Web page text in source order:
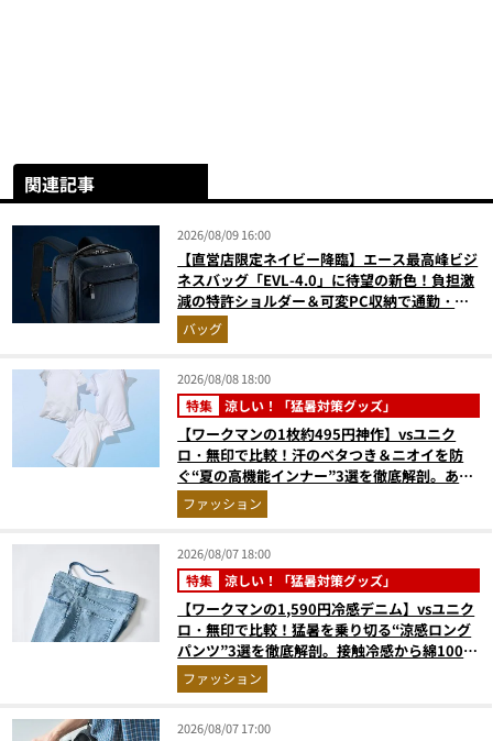
関連記事
2026/08/09 16:00
【直営店限定ネイビー降臨】エース最高峰ビジ
ネスバッグ「EVL-4.0」に待望の新色！負担激
減の特許ショルダー＆可変PC収納で通勤・出
張が無敵に
バッグ
2026/08/08 18:00
特集 涼しい！「猛暑対策グッズ」
【ワークマンの1枚約495円神作】vsユニク
ロ・無印で比較！汗のベタつき＆ニオイを防
ぐ“夏の高機能インナー”3選を徹底解剖。あな
たに最適な1着は？
ファッション
2026/08/07 18:00
特集 涼しい！「猛暑対策グッズ」
【ワークマンの1,590円冷感デニム】vsユニク
ロ・無印で比較！猛暑を乗り切る“涼感ロング
パンツ”3選を徹底解剖。接触冷感から綿100%
まで決定版
ファッション
2026/08/07 17:00